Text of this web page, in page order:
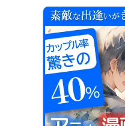
・最小催行人数 1対1、最
ンセル待ちとなる場合が
・イベント開催時刻１時
連絡を差し上げます。